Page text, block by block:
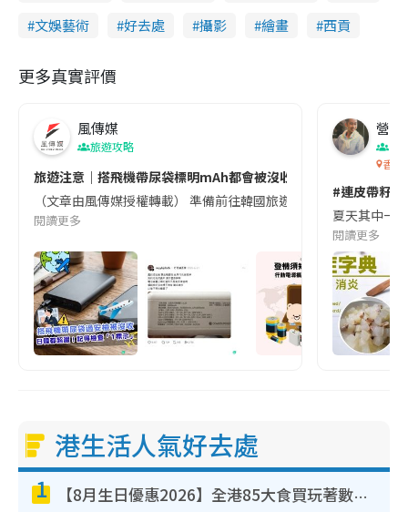
文娛藝術
好去處 攝影 繪畫 西貢
更多真實評價
風傳媒
旅遊攻略
旅遊注意｜搭飛機帶尿袋標明mAh都會被沒收😱出發前切記檢查
（文章由風傳媒授權轉載） 準備前往韓國旅遊的民眾，近期要
閱讀更多
營養
香港
#連皮帶籽
夏天其中一
閱讀更多
港生活人氣好去處
1 【8月生日優惠2026】全港85大食買玩著數攻略 自助餐/火鍋放題同行免費＋誠品/DONKI送現金券